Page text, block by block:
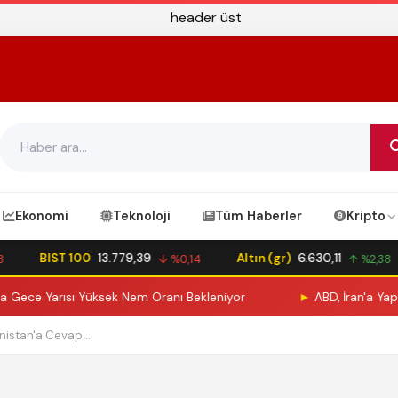
Ekonomi Teknoloji Tüm Haberler Kripto
BIST 100 13.779,39 ↓ %0,14 Altın (gr) 6.630,11 ↑ %2,38
Yarısı Yüksek Nem Oranı Bekleniyor ABD, İran'a
Cevap...